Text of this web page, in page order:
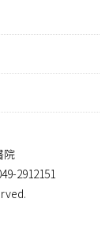
院
2912151